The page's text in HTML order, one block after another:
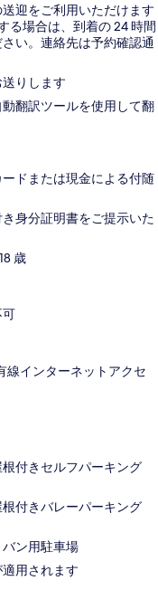
迎をご利用いただけます
る場合は、到着の 24 時間
い。連絡先は予約確認通
りします
翻訳ツールを使用して翻
ドまたは現金による付随
身分証明書をご提示いた
歳
可
線インターネットアクセ
付きセルフパーキング
付きバレーパーキング
ン用駐車場
用されます